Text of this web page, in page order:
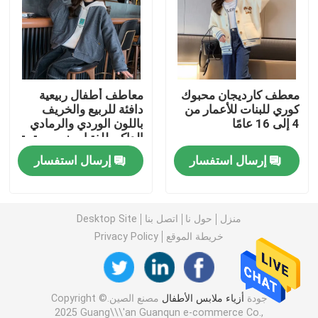
معاطف أطفال دافئة
سروال أطفال
ملابس أطفال
ملابس الأطفال العصرية
كنزة صوفية للأطفال
ملابس واقية من الشمس للأطفال
ملابس الربيع للأطفال
معطف كارديجان محبوك
كوري للبنات للأعمار من
4 إلى 16 عامًا
إرسال استفسار
معاطف أطفال ربيعية
دافئة للربيع والخريف
باللون الوردي والرمادي
الداكن للفتيات زمم سترة
بيسبول
إرسال استفسار
منزل حول نا اتصل بنا
Desktop Site
خريطة الموقع
Privacy Policy
جودة أزياء ملابس الأطفال
مصنع الصين.Copyright ©
2025 Guang\\\'an Guanqun e-commerce Co.,